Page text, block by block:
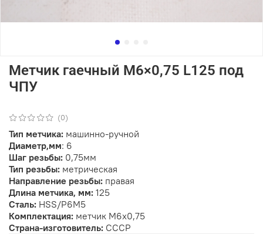
(0)
Метчик гаечный М6×0,75 L125 под
ЧПУ
Тип метчика: машинно-ручной
Диаметр,мм: 6
Шаг резьбы: 0,75мм
Тип резьбы: метрическая
Направление резьбы: правая
Длина метчика, мм: 125
Сталь: HSS/Р6М5
Комплектация: метчик М6х0,75
Страна-изготовитель: СССР